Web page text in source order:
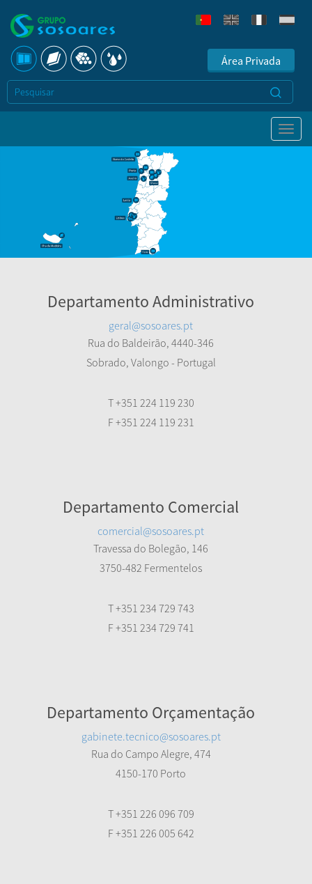
Área Privada
Departamento Administrativo
geral@sosoares.pt
Rua do Baldeirão, 4440-346
Sobrado, Valongo - Portugal
T +351 224 119 230
F +351 224 119 231
Departamento Comercial
comercial@sosoares.pt
Travessa do Bolegão, 146
3750-482 Fermentelos
T +351 234 729 743
F +351 234 729 741
Departamento Orçamentação
gabinete.tecnico@sosoares.pt
Rua do Campo Alegre, 474
4150-170 Porto
T +351 226 096 709
F +351 226 005 642